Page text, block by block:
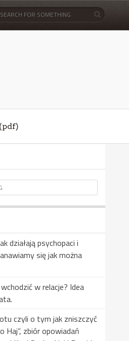
działają psychopaci i
się jak można
w relacje? Idea
czyli o tym jak zniszczyć
Haj”, zbiór opowiadań